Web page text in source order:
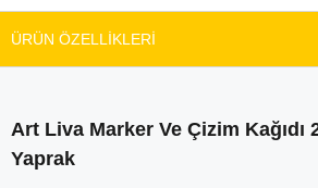
ÜRÜN ÖZELLIKLERI
Art Liva Marker Ve Çizim Kağıdı
Yaprak